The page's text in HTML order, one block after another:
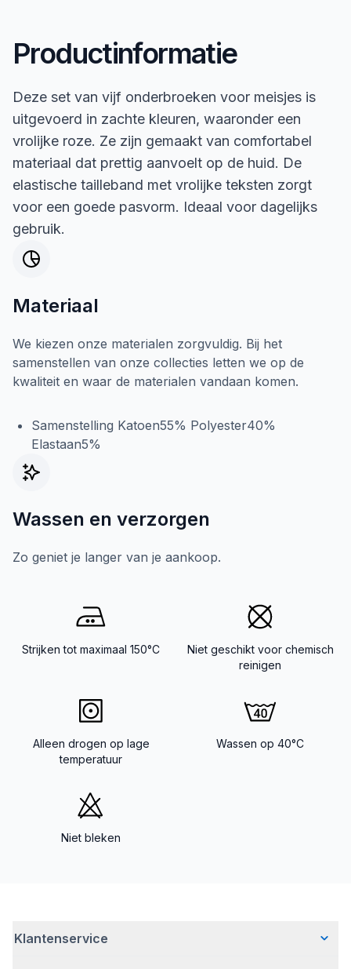
Productinformatie
Deze set van vijf onderbroeken voor meisjes is
uitgevoerd in zachte kleuren, waaronder een
vrolijke roze. Ze zijn gemaakt van comfortabel
materiaal dat prettig aanvoelt op de huid. De
elastische tailleband met vrolijke teksten zorgt
voor een goede pasvorm. Ideaal voor dagelijks
gebruik.
Materiaal
We kiezen onze materialen zorgvuldig. Bij het
samenstellen van onze collecties letten we op de
kwaliteit en waar de materialen vandaan komen.
Samenstelling Katoen55% Polyester40%
Elastaan5%
Wassen en verzorgen
Zo geniet je langer van je aankoop.
Strijken tot maximaal 150°C
Niet geschikt voor chemisch
reinigen
Alleen drogen op lage
temperatuur
Wassen op 40°C
Niet bleken
Klantenservice